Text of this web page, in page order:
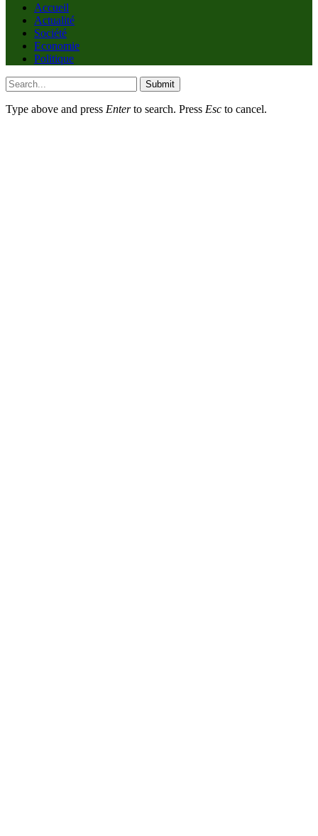
Accueil
Actualité
Société
Economie
Politique
Submit
Type above and press Enterto search. Press Esc to cancel.